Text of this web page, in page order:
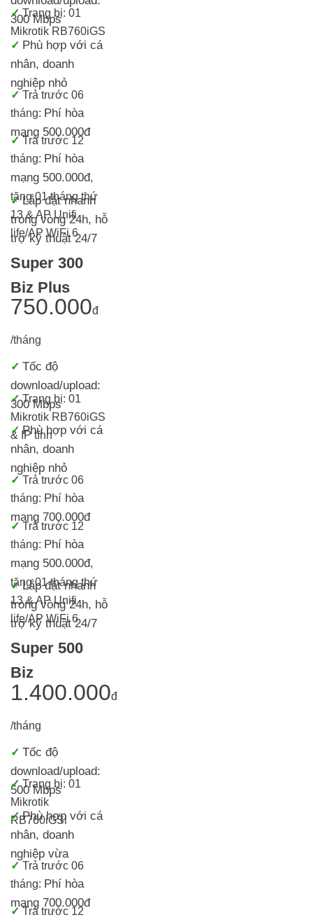
300 Mbps
✓Trang bị: 01
Mikrotik RB760iGS
✓ Phù hợp với cá
nhân, doanh
nghiệp nhỏ
✓ Trả trước 06
tháng: Phí hòa
mạng 500.000đ
✓ Trả trước 12
tháng: Phí hòa
mạng 500.000đ,
tặng 01 tháng thứ
13 & AP Unifi
life/AP WiFi 6
✓Lắp đặt nhanh
trong vòng 24h, hỗ
trợ kỹ thuật 24/7
Super 300
Biz Plus
750.000đ
/tháng
✓ Tốc độ
download/upload:
300 Mbps
✓Trang bị: 01
Mikrotik RB760iGS
& IP tĩnh
✓Phù hợp với cá
nhân, doanh
nghiệp nhỏ
✓ Trả trước 06
tháng: Phí hòa
mạng 700.000đ
✓ Trả trước 12
tháng: Phí hòa
mạng 500.000đ,
tặng 01 tháng thứ
13 & AP Unifi
life/AP WiFi 6
✓Lắp đặt nhanh
trong vòng 24h, hỗ
trợ kỹ thuật 24/7
Super 500
Biz
1.400.000đ
/tháng
✓ Tốc độ
download/upload:
500 Mbps
✓Trang bị: 01
Mikrotik
RB760iGSi
✓Phù hợp với cá
nhân, doanh
nghiệp vừa
✓ Trả trước 06
tháng: Phí hòa
mạng 700.000đ
✓ Trả trước 12